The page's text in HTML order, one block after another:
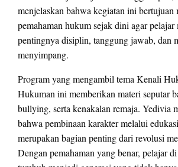
menjelaskan bahwa kegiatan ini bertujuan
pemahaman hukum sejak dini agar pelajar
pentingnya disiplin, tanggung jawab, dan
menyimpang.
Program yang mengambil tema Kenali
Hukuman ini memberikan materi seputar
bullying, serta kenakalan remaja. Yedivia
bahwa pembinaan karakter melalui
merupakan bagian penting dari revolusi
Dengan pemahaman yang benar, pelajar